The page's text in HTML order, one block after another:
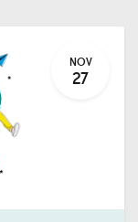
NOV
27